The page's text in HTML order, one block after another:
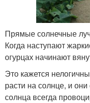
Прямые солнечные
Когда наступают
огурцах начинают
Это кажется
расти на солнце, и
солнца всегда